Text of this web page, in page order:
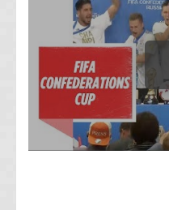
Weltpokalsieger
Liste
Fußballspieler
und